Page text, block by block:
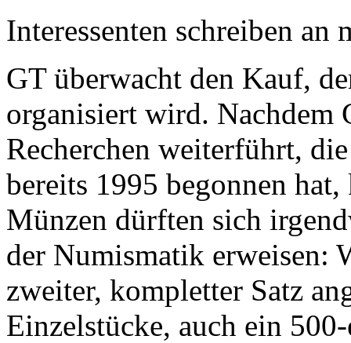
Interessenten schreiben
GT überwacht den Kauf,
organisiert wird. Nachdem
Recherchen weiterführt,
bereits 1995 begonnen
Münzen dürften sich
der Numismatik erweisen:
zweiter, kompletter Satz
Einzelstücke, auch ein